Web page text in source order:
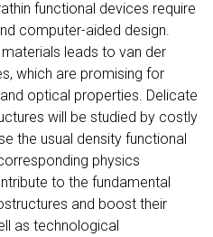
functional devices require
computer-aided design.
leads to van der
which are promising for
optical properties. Delicate
will be studied by costly
the usual density functional
physics
to the fundamental
and boost their
as technological